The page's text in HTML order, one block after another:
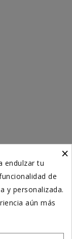
×
endulzar tu
de
y personalizada.
aún más